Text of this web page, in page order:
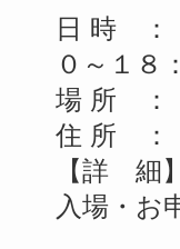
日 時 ：
０～１８
場 所 ：
住 所 ：
【詳 細】
入場・お